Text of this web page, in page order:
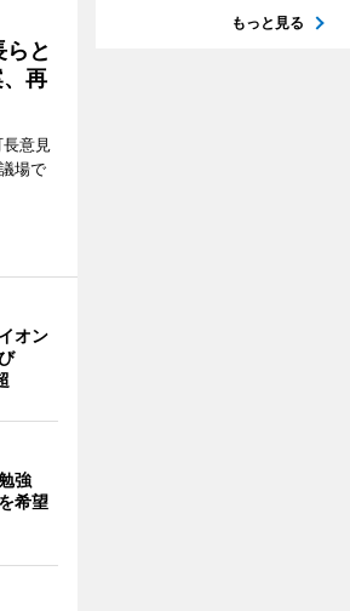
らと
再
意見
場で
オン
強
希望
もっと見る